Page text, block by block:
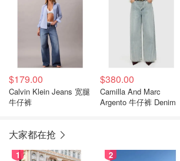
$179.00
Calvin Klein Jeans 宽腿
牛仔裤
$380.00
Camilla And Marc
Argento 牛仔裤 Denim
大家都在抢
1 2